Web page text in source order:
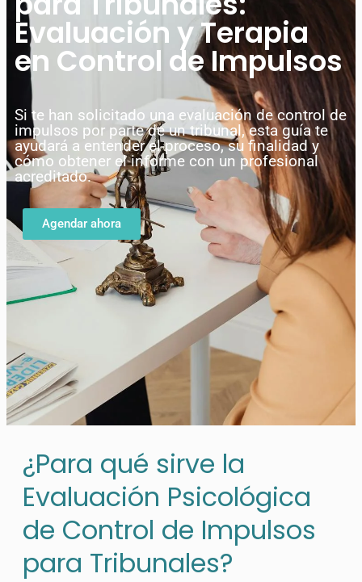
Evaluación y Terapia
en Control de Impulsos
Si te han solicitado una evaluación de control de
impulsos por parte de un tribunal, esta guía te
ayudará a entender el proceso, su finalidad y
cómo obtener el informe con un profesional
acreditado.
Agendar ahora
¿Para qué sirve la
Evaluación Psicológica
de Control de Impulsos
para Tribunales?